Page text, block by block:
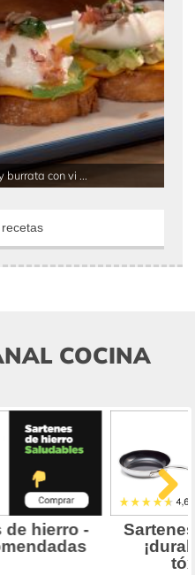
con vi ...
COCINA